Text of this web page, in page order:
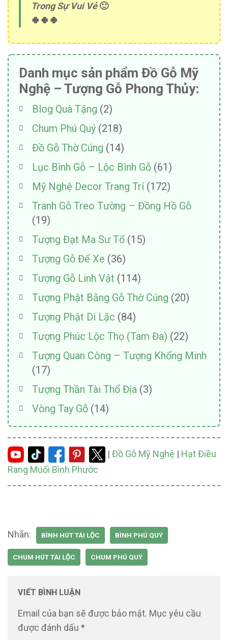
Trong Sự Vui Vẻ🙂
🍀🍀🍀
Danh mục sản phẩm Đồ Gỗ Mỹ
Nghệ – Tượng Gỗ Phong Thủy:
Blog Quà Tặng (2)
Chum Phú Quý(218)
Đồ Gỗ Thờ Cúng (14)
Lục Bình Gỗ – Lộc Bình Gỗ(61)
Mỹ Nghệ Decor Trang Trí(172)
Tranh Gỗ Treo Tường – Đồng Hồ Gỗ
(19)
Tượng Đạt Ma Sư Tổ(15)
Tượng Gỗ Để Xe (36)
Tượng Gỗ Linh Vật (114)
Tượng Phật Bằng Gỗ Thờ Cúng (20)
Tượng Phật Di Lặc (84)
Tượng Phúc Lộc Thọ (Tam Đa) (22)
Tượng Quan Công – Tượng Khổng Minh
(17)
Tượng Thần Tài Thổ Địa(3)
Vòng Tay Gỗ(14)
| Đồ Gỗ Mỹ Nghệ | Hạt Điều
Rang Muối Bình Phước
Nhãn: BÌNH HÚT TÀI LỘC BÌNH PHÚ QUÝ
CHUM HÚT TÀI LỘC CHUM PHÚ QUÝ
VIẾT BÌNH LUẬN
Email của bạn sẽ được bảo mật. Mục yêu cầu
được đánh dấu *